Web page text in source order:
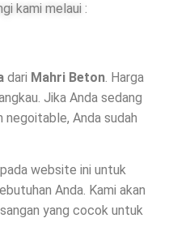
kami melaui :
dari Mahri Beton . Harga
Jika Anda sedang
Anda sudah
website ini untuk
Anda. Kami akan
yang cocok untuk